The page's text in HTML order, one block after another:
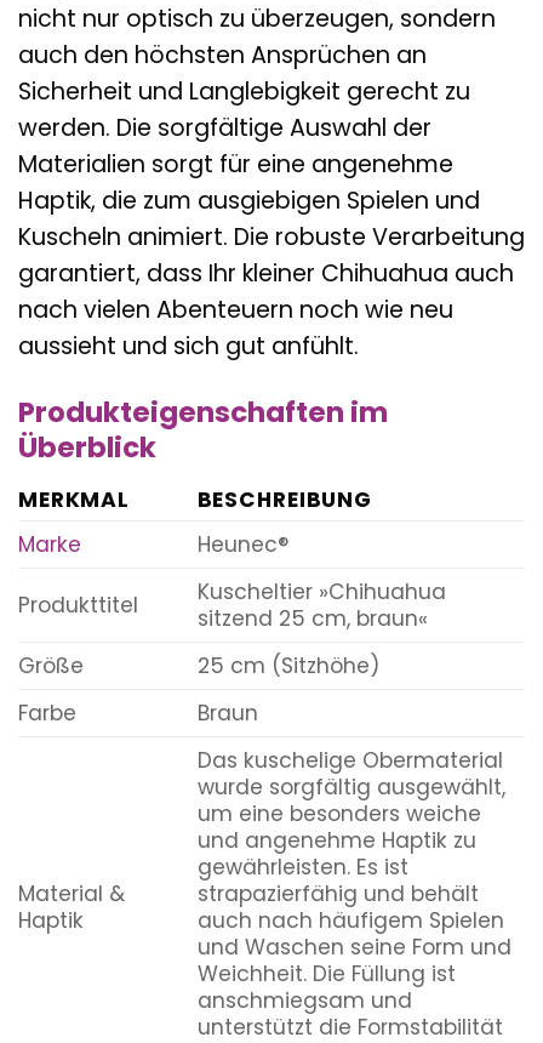
nicht nur optisch zu überzeugen, sondern
auch den höchsten Ansprüchen an
Sicherheit und Langlebigkeit gerecht zu
werden. Die sorgfältige Auswahl der
Materialien sorgt für eine angenehme
Haptik, die zum ausgiebigen Spielen und
Kuscheln animiert. Die robuste Verarbeitung
garantiert, dass Ihr kleiner Chihuahua auch
nach vielen Abenteuern noch wie neu
aussieht und sich gut anfühlt.
Produkteigenschaften im
Überblick
MERKMAL
BESCHREIBUNG
Marke
Heunec®
Produkttitel
Kuscheltier »Chihuahua
sitzend 25 cm, braun«
Größe
25 cm (Sitzhöhe)
Farbe
Braun
Material &
Haptik
Das kuschelige Obermaterial
wurde sorgfältig ausgewählt,
um eine besonders weiche
und angenehme Haptik zu
gewährleisten. Es ist
strapazierfähig und behält
auch nach häufigem Spielen
und Waschen seine Form und
Weichheit. Die Füllung ist
anschmiegsam und
unterstützt die Formstabilität